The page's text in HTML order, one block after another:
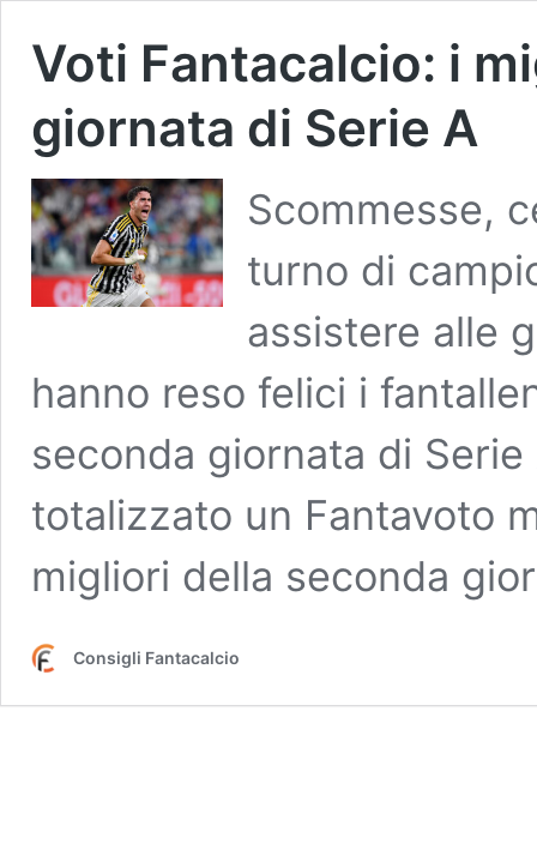
Voti Fantacalcio: i
giornata di Serie A
Scommesse,
turno di
assistere alle
hanno reso felici i
seconda giornata di
totalizzato un Fantavoto
migliori della seconda
Consigli Fantacalcio